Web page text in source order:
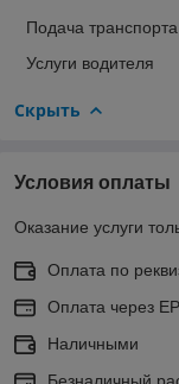
Подача транспорта
Услуги водителя
Скрыть
Условия оплаты
Оказание услуги
Оплата по
Оплата через
Наличными
Безналичный